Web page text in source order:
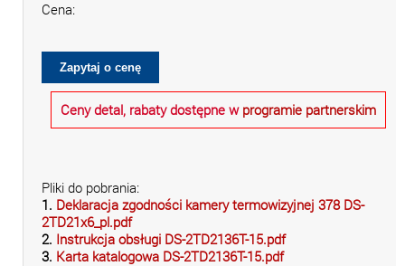
Cena:
Ceny detal, rabaty dostępne w programie partnerskim
Pliki do pobrania:
1. Deklaracja zgodności kamery termowizyjnej 378 DS-
2TD21x6_pl.pdf
2. Instrukcja obsługi DS-2TD2136T-15.pdf
3. Karta katalogowa DS-2TD2136T-15.pdf